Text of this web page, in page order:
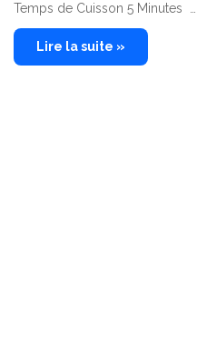
Temps de Cuisson 5 Minutes …
Lire la suite »